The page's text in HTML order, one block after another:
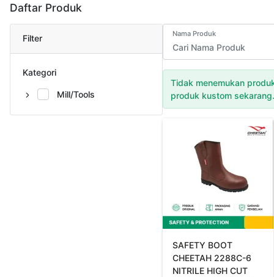
Daftar Produk
Filter
Kategori
Mill/Tools
Nama Produk
Tidak menemukan
produk kustom sekarang.
SAFETY BOOT
CHEETAH 2288C-6
NITRILE HIGH CUT